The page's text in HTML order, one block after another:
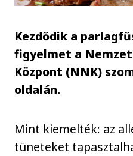
Kezdődik a
figyelmet a
Központ (NNK)
oldalán.
Mint kiemelték: az
tüneteket